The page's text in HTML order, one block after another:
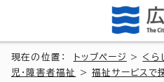
現在の位置： トップページ > くら
児・障害者福祉
>福祉サービスで